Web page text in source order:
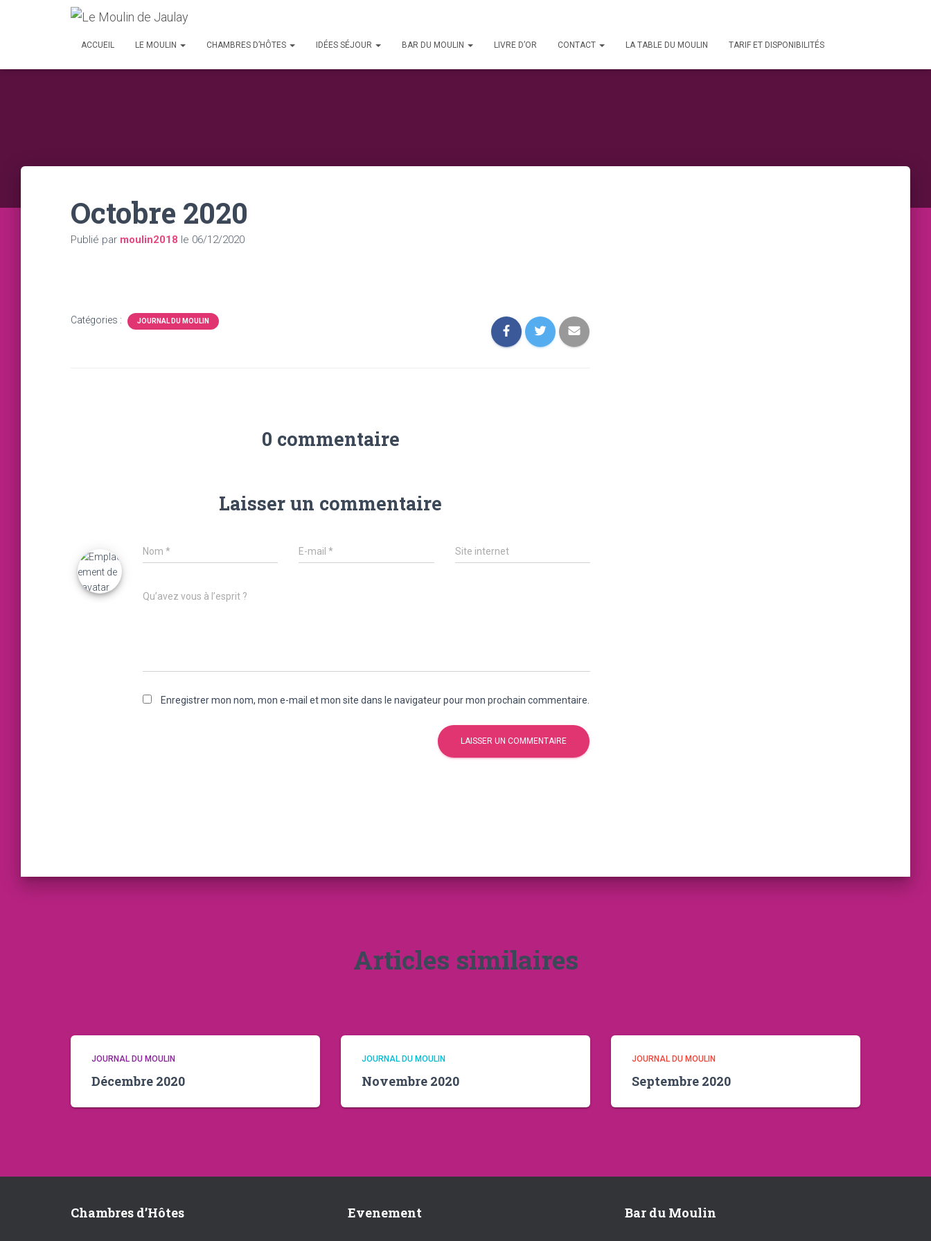
ACCUEIL LE MOULIN CHAMBRES D’HÔTES IDÉES SÉJOUR BAR DU MOULIN LIVRE D’OR CONTACT LA TABLE DU MOULIN TARIF ET DISPONIBILITÉS
Octobre 2020
Publié par moulin2018 le 06/12/2020
Catégories : JOURNAL DU MOULIN
0 commentaire
Laisser un commentaire
Nom * E-mail* Site internet
Qu’avez vous à l’esprit ?
Enregistrer mon nom, mon e-mail et mon site dans le navigateur pour mon prochain commentaire.
Articles similaires
JOURNAL DU MOULIN
Décembre 2020
JOURNAL DU MOULIN
Novembre 2020
JOURNAL DU MOULIN
Septembre 2020
Chambres d’Hôtes Evenement Bar du Moulin